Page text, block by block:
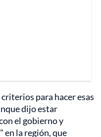
para hacer esas
dijo estar
el gobierno y
la región, que